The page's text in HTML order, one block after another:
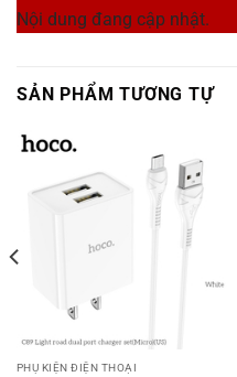
Nội dung đang cập nhật.
SẢN PHẨM TƯƠNG TỰ
PHỤ KIỆN ĐIỆN THOẠI